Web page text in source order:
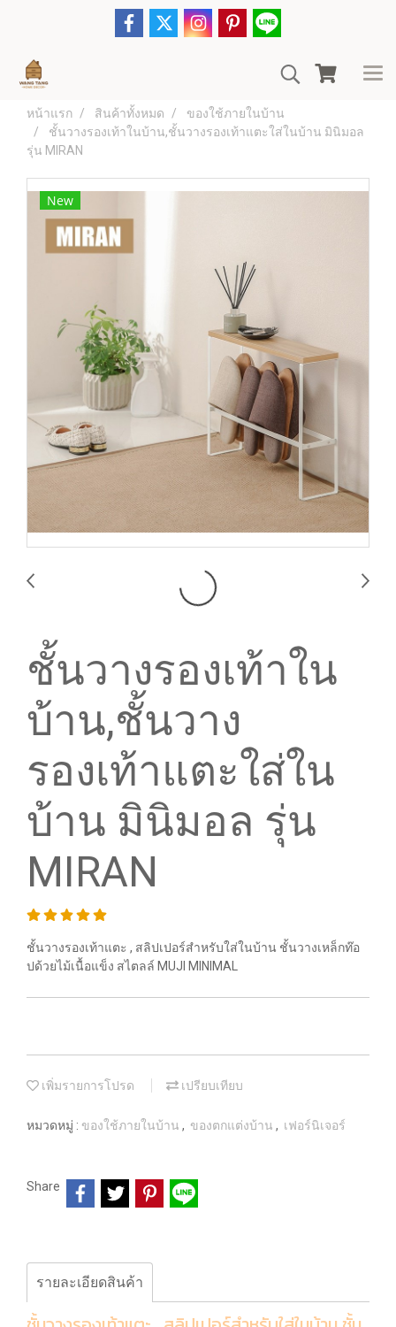
หน้าแรก สินค้าทั้งหมด
ของใช้ภายในบ้าน
ชั้นวางรองเท้าในบ้าน,ชั้นวางรองเท้าแตะใส่ในบ้าน มินิมอล
รุ่น MIRAN
New
ชั้นวางรองเท้าใน
บ้าน,ชั้นวาง
รองเท้าแตะใส่ใน
บ้าน มินิมอล รุ่น
MIRAN
ชั้นวางรองเท้าแตะ , สลิปเปอร์สำหรับใส่ในบ้าน ชั้นวางเหล็กท๊อ
ปด้วยไม้เนื้อแข็ง สไตลล์ MUJI MINIMAL
เพิ่มรายการโปรด เปรียบเทียบ
หมวดหมู่ : ของใช้ภายในบ้าน , ของตกแต่งบ้าน , เฟอร์นิเจอร์
Share
รายละเอียดสินค้า